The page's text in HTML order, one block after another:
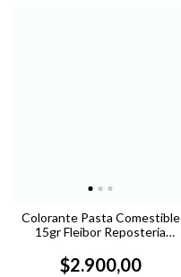
Colorante Pasta Comestible
15gr Fleibor Reposteria
$2.900,00